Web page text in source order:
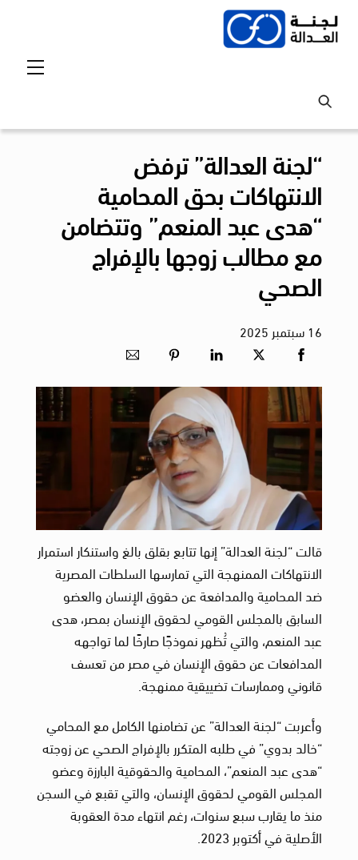
Skip
“لجنة العدالة” ترفض
الانتهاكات بحق المحامية
“هدى عبد المنعم” وتتضامن
مع مطالب زوجها بالإفراج
الصحي
16سبتمبر 2025
قالت “لجنة العدالة” إنها تتابع بقلق بالغ واستنكار استمرار
الانتهاكات الممنهجة التي تمارسها السلطات المصرية
ضد المحامية والمدافعة عن حقوق الإنسان والعضو
السابق بالمجلس القومي لحقوق الإنسان بمصر، هدى
عبد المنعم، والتي تُظهر نموذجًا صارخًا لما تواجهه
المدافعات عن حقوق الإنسان في مصر من تعسف
قانوني وممارسات تضييقية ممنهجة.
وأعربت “لجنة العدالة” عن تضامنها الكامل مع المحامي
“خالد بدوي” في طلبه المتكرر بالإفراج الصحي عن زوجته
“هدى عبد المنعم”، المحامية والحقوقية البارزة وعضو
المجلس القومي لحقوق الإنسان، والتي تقبع في السجن
منذ ما يقارب سبع سنوات، رغم انتهاء مدة العقوبة
الأصلية في أكتوبر 2023.